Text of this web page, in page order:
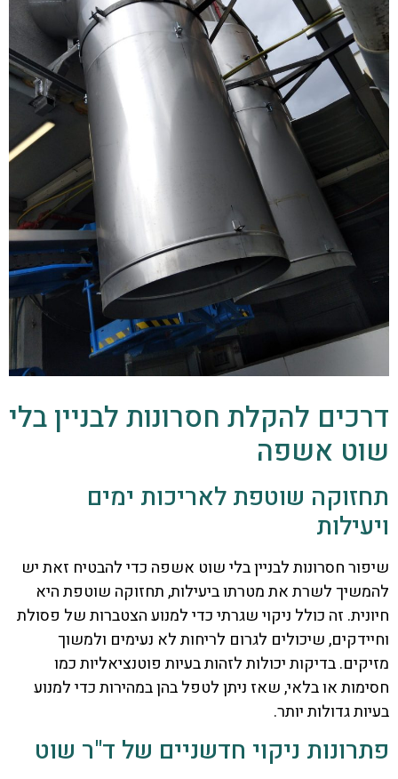
דרכים להקלת חסרונות לבניין בלי
שוט אשפה
תחזוקה שוטפת לאריכות ימים
ויעילות
שיפור חסרונות לבניין בלי שוט אשפה כדי להבטיח זאת יש
להמשיך לשרת את מטרתו ביעילות, תחזוקה שוטפת היא
חיונית. זה כולל ניקוי שגרתי כדי למנוע הצטברות של פסולת
וחיידקים, שיכולים לגרום לריחות לא נעימים ולמשוך
מזיקים. בדיקות יכולות לזהות בעיות פוטנציאליות כמו
חסימות או בלאי, שאז ניתן לטפל בהן במהירות כדי למנוע
בעיות גדולות יותר.
פתרונות ניקוי חדשניים של ד"ר שוט